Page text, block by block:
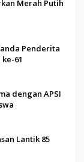
Merah Putih
Penderita
61
dengan APSI
Lantik 85